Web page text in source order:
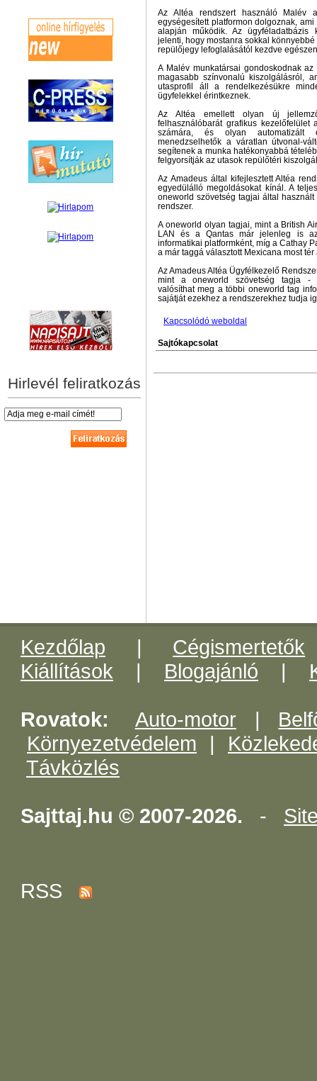
Hirlevél feliratkozás
Az Altéa rendszert használó Malév
egységesített platformon dolgoznak,
alapján működik. Az ügyféladatbázis
jelenti, hogy mostanra sokkal
repülőjegy lefoglalásától kezdve
A Malév munkatársai gondoskodnak
magasabb színvonalú kiszolgálásról,
utasprofil áll a rendelkezésükre
ügyfelekkel érintkeznek.
Az Altéa emellett olyan új
felhasználóbarát grafikus kezelőfelület
számára, és olyan automatizált
menedzselhetők a váratlan útvonal-
segítenek a munka hatékonyabbá
felgyorsítják az utasok repülőtéri
Az Amadeus által kifejlesztett Altéa
egyedülálló megoldásokat kínál. A
oneworld szövetség tagjai által
rendszer.
A oneworld olyan tagjai, mint a British
LAN és a Qantas már jelenleg is
informatikai platformként, míg a Cathay
a már taggá választott Mexicana most
Az Amadeus Altéa Ügyfélkezelő
mint a oneworld szövetség tagja -
valósíthat meg a többi oneworld tag
sajátját ezekhez a rendszerekhez tudja
Kapcsolódó weboldal
Sajtókapcsolat
Kezdőlap | Cégismertetők
Kiállítások | Blogajánló |
Rovatok: Auto-motor|
Környezetvédelem |
Távközlés
Sajttaj.hu © 2007-2026. -
RSS